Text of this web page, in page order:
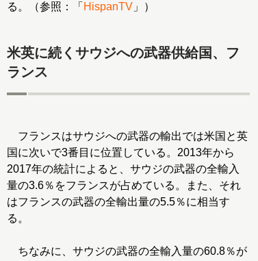
る。（参照：「 HispanTV 」）
米英に続くサウジへの武器供給国、フ
ランス
フランスはサウジへの武器の輸出では米国と英
国に次いで3番目に位置している。2013年から
2017年の統計によると、サウジの武器の全輸入
量の3.6％をフランスが占めている。また、それ
はフランスの武器の全輸出量の5.5％に相当す
る。
ちなみに、サウジの武器の全輸入量の60.8％が